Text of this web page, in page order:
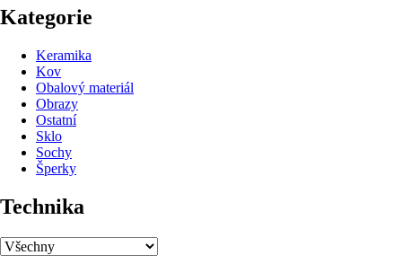
Kategorie
Keramika
Kov
Obalový materiál
Obrazy
Ostatní
Sklo
Sochy
Šperky
Technika